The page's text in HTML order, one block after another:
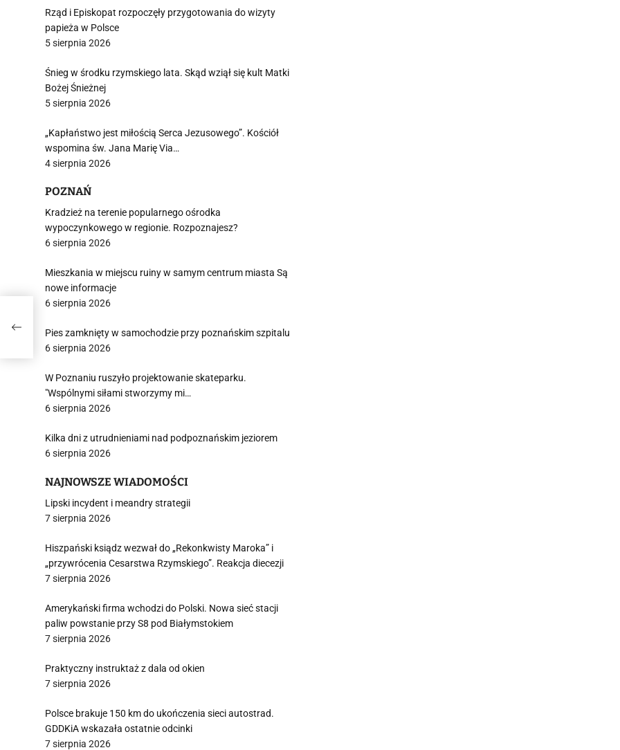
Rząd i Episkopat rozpoczęły przygotowania do wizyty
papieża w Polsce
5 sierpnia 2026
Śnieg w środku rzymskiego lata. Skąd wziął się kult Matki
Bożej Śnieżnej
5 sierpnia 2026
„Kapłaństwo jest miłością Serca Jezusowego”. Kościół
wspomina św. Jana Marię Via…
4 sierpnia 2026
POZNAŃ
Kradzież na terenie popularnego ośrodka
wypoczynkowego w regionie. Rozpoznajesz?
6 sierpnia 2026
Mieszkania w miejscu ruiny w samym centrum miasta Są
nowe informacje
6 sierpnia 2026
Pies zamknięty w samochodzie przy poznańskim szpitalu
6 sierpnia 2026
W Poznaniu ruszyło projektowanie skateparku.
"Wspólnymi siłami stworzymy mi…
6 sierpnia 2026
Kilka dni z utrudnieniami nad podpoznańskim jeziorem
6 sierpnia 2026
NAJNOWSZE WIADOMOŚCI
Lipski incydent i meandry strategii
7 sierpnia 2026
Hiszpański ksiądz wezwał do „Rekonkwisty Maroka” i
„przywrócenia Cesarstwa Rzymskiego”. Reakcja diecezji
7 sierpnia 2026
Amerykański firma wchodzi do Polski. Nowa sieć stacji
paliw powstanie przy S8 pod Białymstokiem
7 sierpnia 2026
Praktyczny instruktaż z dala od okien
7 sierpnia 2026
Polsce brakuje 150 km do ukończenia sieci autostrad.
GDDKiA wskazała ostatnie odcinki
7 sierpnia 2026